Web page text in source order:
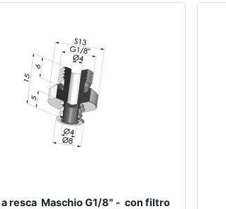
resca Maschio G1/8" - con filtro